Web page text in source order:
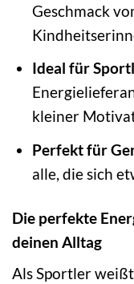
Geschmack
Ideal für
kleiner
Perfekt für
alle, die sich
Die perfekte
deinen Alltag
Als Sportler